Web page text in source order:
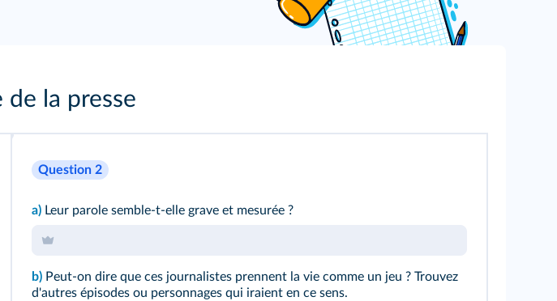
de la presse
Question 2
a) Leur parole semble-t-elle grave et mesurée ?
b) Peut-on dire que ces journalistes prennent la vie comme un jeu ? Trouvez
d'autres épisodes ou personnages qui iraient en ce sens.